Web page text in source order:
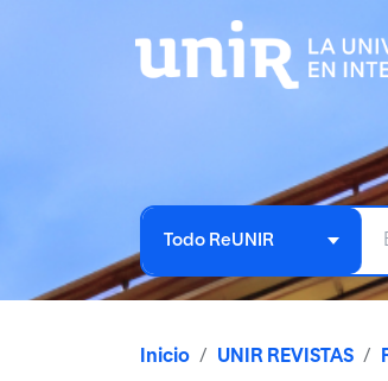
Todo ReUNIR
Inicio UNIR REVISTAS